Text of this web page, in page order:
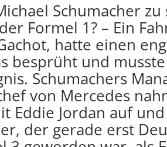
Schumacher
Formel 1? – Ein
hatte einen
besprüht und
Schumachers
von Mercedes
Eddie Jordan auf
der gerade erst